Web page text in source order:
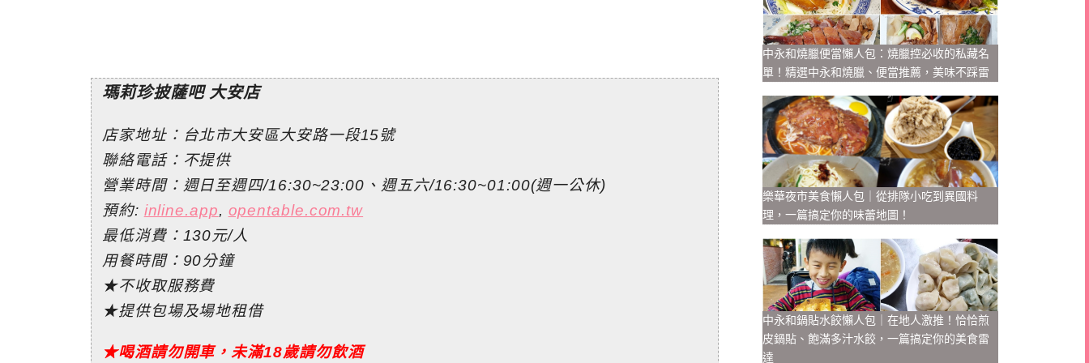
瑪莉珍披薩吧 大安店
店家地址：台北市大安區大安路一段15號
聯絡電話：不提供
營業時間：週日至週四/16:30~23:00、週五六/16:30~01:00(週一公休)
預約: inline.app, opentable.com.tw
最低消費：130元/人
用餐時間：90分鐘
★不收取服務費
★提供包場及場地租借
★喝酒請勿開車，未滿18歲請勿飲酒
中永和燒臘便當懶人包：燒臘控必收的私藏名
單！精選中永和燒臘、便當推薦，美味不踩雷
樂華夜市美食懶人包｜從排隊小吃到異國料
理，一篇搞定你的味蕾地圖！
中永和鍋貼水餃懶人包｜在地人激推！恰恰煎
皮鍋貼、飽滿多汁水餃，一篇搞定你的美食雷
達